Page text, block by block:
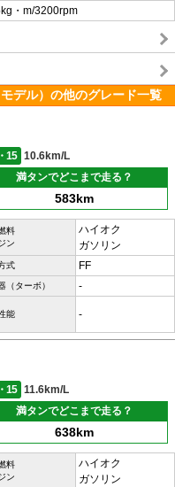
・m/3200rpm
デル）の他のグレード一覧
15
10.6km/L
満タンでどこまで走る？
583km
料
ン
ハイオク
ガソリン
式 FF
（ターボ） -
能 -
15
11.6km/L
満タンでどこまで走る？
638km
料
ン
ハイオク
ガソリン